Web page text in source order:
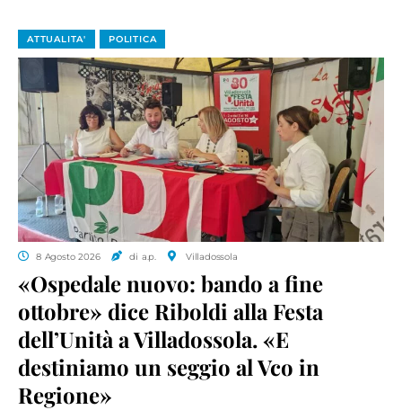
ATTUALITA' POLITICA
8 Agosto 2026 di a.p. Villadossola
«Ospedale nuovo: bando a fine
ottobre» dice Riboldi alla Festa
dell’Unità a Villadossola. «E
destiniamo un seggio al Vco in
Regione»